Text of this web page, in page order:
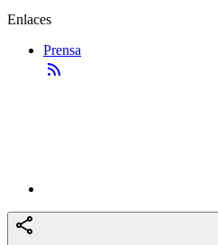
Enlaces
Prensa